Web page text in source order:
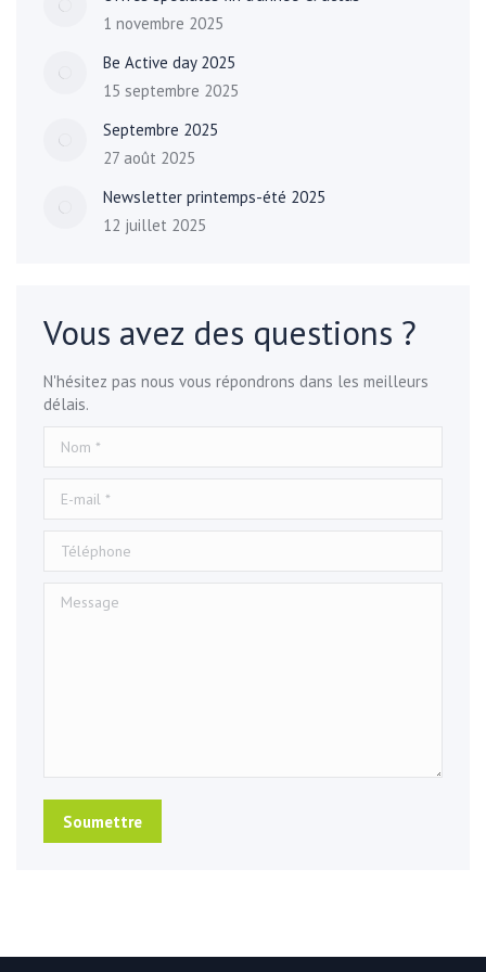
1 novembre 2025
Be Active day 2025
15 septembre 2025
Septembre 2025
27 août 2025
Newsletter printemps-été 2025
12 juillet 2025
Vous avez des questions ?
N'hésitez pas nous vous répondrons dans les meilleurs
délais.
Nom *
E-mail *
Téléphone
Message
Soumettre